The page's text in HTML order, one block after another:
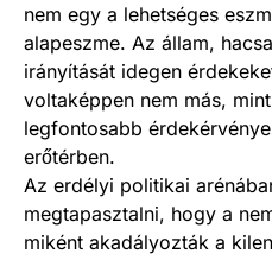
nem egy a lehetséges
alapeszme. Az állam,
irányítását idegen
voltaképpen nem más,
legfontosabb
erőtérben.
Az erdélyi politikai
megtapasztalni, hogy a
miként akadályozták a